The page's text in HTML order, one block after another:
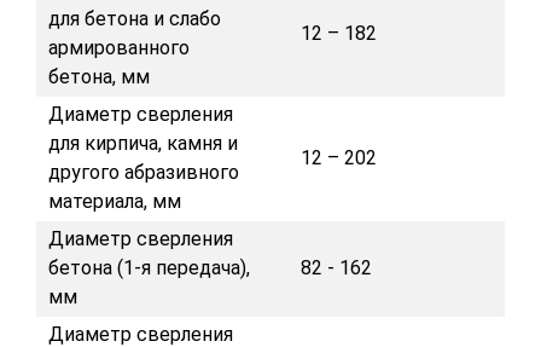
для бетона и слабо
армированного
бетона, мм
12 – 182
Диаметр сверления
для кирпича, камня и
другого абразивного
материала, мм
12 – 202
Диаметр сверления
бетона (1-я передача),
мм
82 - 162
Диаметр сверления